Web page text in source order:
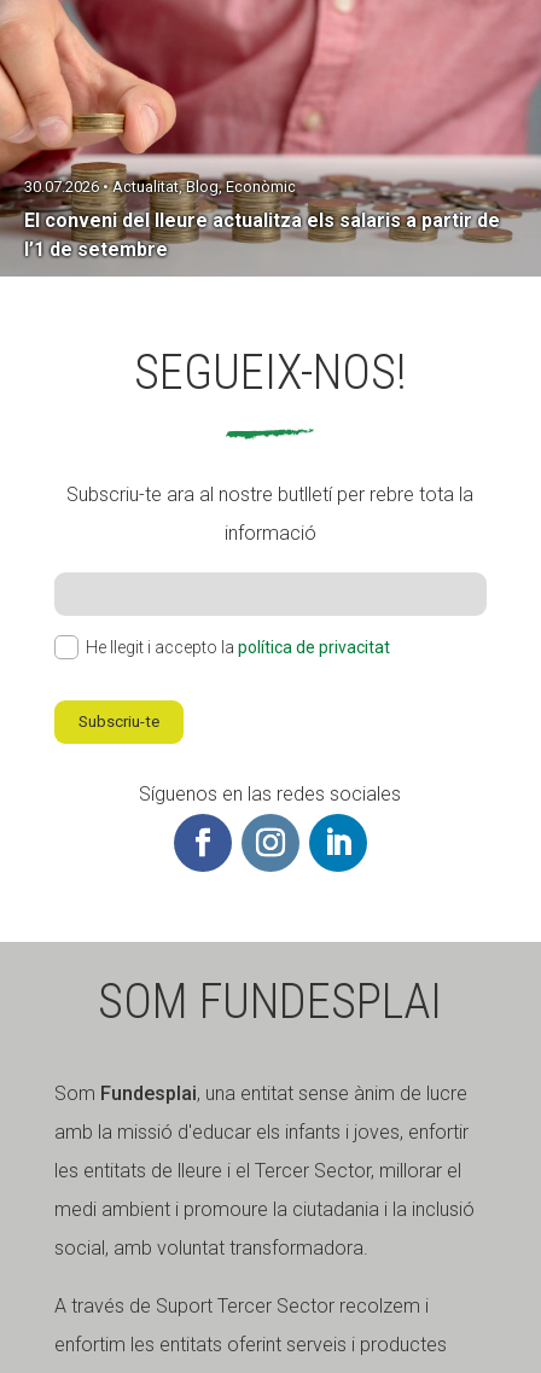
El conveni del lleure actualitza els salaris a partir de
l’1 de setembre
30.07.2026 • Actualitat, Blog, Econòmic
SEGUEIX-NOS!
Subscriu-te ara al nostre butlletí per rebre tota la
informació
He llegit i accepto la política de privacitat
Subscriu-te
Síguenos en las redes sociales
SOM FUNDESPLAI
Som Fundesplai, una entitat sense ànim de lucre
amb la missió d'educar els infants i joves, enfortir
les entitats de lleure i el Tercer Sector, millorar el
medi ambient i promoure la ciutadania i la inclusió
social, amb voluntat transformadora.
A través de Suport Tercer Sector recolzem i
enfortim les entitats oferint serveis i productes